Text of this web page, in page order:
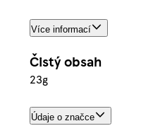
Více informací
Čistý obsah
23g
Údaje o značce